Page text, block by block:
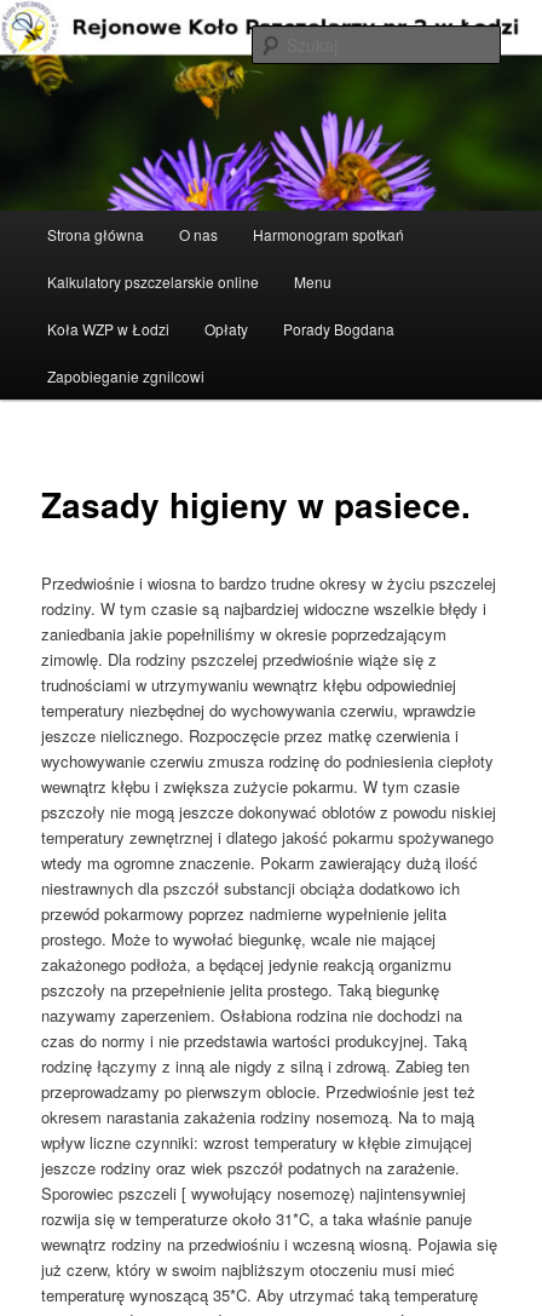
Przeskocz
do
tekstu
Rejonowe Koło Pszczelarzy nr 2 w
Strona główna O nas Harmonogram spotkań
Kalkulatory pszczelarskie online Menu
Koła WZP w Łodzi Opłaty Porady Bogdana
Zapobieganie zgnilcowi
Zasady higieny w pasiece.
Przedwiośnie i wiosna to bardzo trudne okresy w życiu pszczelej
rodziny. W tym czasie są najbardziej widoczne wszelkie błędy i
zaniedbania jakie popełniliśmy w okresie poprzedzającym
zimowlę. Dla rodziny pszczelej przedwiośnie wiąże się z
trudnościami w utrzymywaniu wewnątrz kłębu odpowiedniej
temperatury niezbędnej do wychowywania czerwiu, wprawdzie
jeszcze nielicznego. Rozpoczęcie przez matkę czerwienia i
wychowywanie czerwiu zmusza rodzinę do podniesienia ciepłoty
wewnątrz kłębu i zwiększa zużycie pokarmu. W tym czasie
pszczoły nie mogą jeszcze dokonywać oblotów z powodu niskiej
temperatury zewnętrznej i dlatego jakość pokarmu spożywanego
wtedy ma ogromne znaczenie. Pokarm zawierający dużą ilość
niestrawnych dla pszczół substancji obciąża dodatkowo ich
przewód pokarmowy poprzez nadmierne wypełnienie jelita
prostego. Może to wywołać biegunkę, wcale nie mającej
zakażonego podłoża, a będącej jedynie reakcją organizmu
pszczoły na przepełnienie jelita prostego. Taką biegunkę
nazywamy zaperzeniem. Osłabiona rodzina nie dochodzi na
czas do normy i nie przedstawia wartości produkcyjnej. Taką
rodzinę łączymy z inną ale nigdy z silną i zdrową. Zabieg ten
przeprowadzamy po pierwszym oblocie. Przedwiośnie jest też
okresem narastania zakażenia rodziny nosemozą. Na to mają
wpływ liczne czynniki: wzrost temperatury w kłębie zimującej
jeszcze rodziny oraz wiek pszczół podatnych na zarażenie.
Sporowiec pszczeli [ wywołujący nosemozę) najintensywniej
rozwija się w temperaturze około 31*C, a taka właśnie panuje
wewnątrz rodziny na przedwiośniu i wczesną wiosną. Pojawia się
już czerw, który w swoim najbliższym otoczeniu musi mieć
temperaturę wynoszącą 35*C. Aby utrzymać taką temperaturę